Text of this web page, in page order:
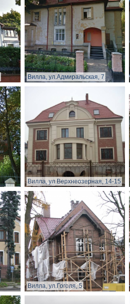
Вилла, ул.Адмиральская, 7
Вилла, ул.Верхнеозерная, 14-15
Вилла, ул.Гоголя, 5